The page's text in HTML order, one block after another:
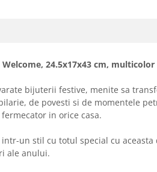
24.5x17x43 cm, multicolor
bijuterii festive, menite sa
de povesti si de momentele
in orice casa.
un stil cu totul special cu
ale anului.